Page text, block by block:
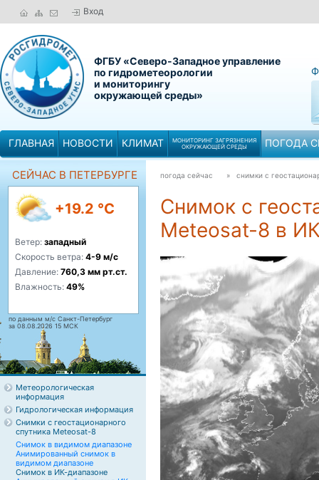
Вход
ФГБУ «Северо-Западное управление
по гидрометеорологии
и мониторингу
окружающей среды»
ГЛАВНАЯ НОВОСТИ КЛИМАТ
МОНИТОРИНГ ЗАГРЯЗНЕНИЯ
ОКРУЖАЮЩЕЙ СРЕДЫ
ПОГОДА
СЕЙЧАС В ПЕТЕРБУРГЕ
+19.2 °C
Ветер: западный
Скорость ветра: 4-9 м/с
Давление: 760,3 мм рт.ст.
Влажность: 49%
по данным м/с Санкт-Петербург
за 08.08.2026 15 МСК
Метеорологическая
информация
Гидрологическая информация
Снимки с геостационарного
спутника Meteosat-8
Снимок в видимом диапазоне
Анимированный снимок в
видимом диапазоне
Снимок в ИК-диапазоне
погода сейчас » снимки с
Снимок с
Meteosat-8 в